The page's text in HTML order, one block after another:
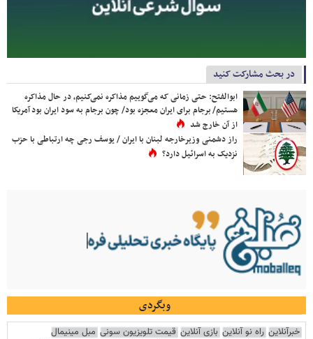
در بحث مشارکت کنید
ابوالفتح: حتی زمانی که می‌گوییم مذاکره نمی‌کنیم، در حال مذاکره
هستیم/ برجام برای ایران معجزه بود/ چون برجام به سود ایران بود آمریکا
از آن خارج شد
راز دشمنی وزیرخارجه لبنان با ایران / یوسف رجی چه ارتباطی با حزب
نزدیک به اسرائیل دارد؟
وبگردی
خبرآنلاین راه نو آنلاین بازی آنلاین قیمت تلویزیون سونی مبل مینیمال